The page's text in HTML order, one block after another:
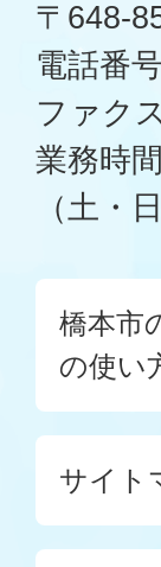
〒648-
電話番
ファク
業務時
（土・
橋本市
の使い
サイト